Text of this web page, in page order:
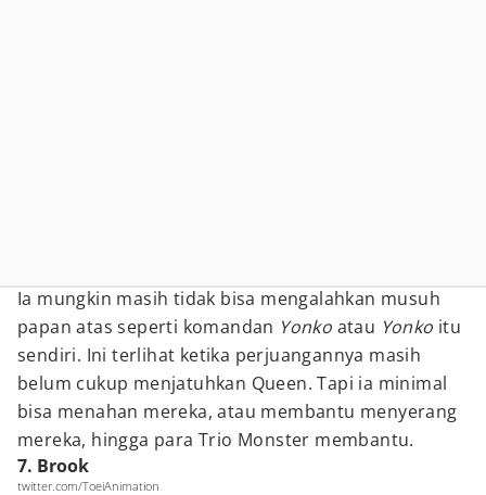
Ia mungkin masih tidak bisa mengalahkan musuh
papan atas seperti komandan Yonko atau Yonko itu
sendiri. Ini terlihat ketika perjuangannya masih
belum cukup menjatuhkan Queen. Tapi ia minimal
bisa menahan mereka, atau membantu menyerang
mereka, hingga para Trio Monster membantu.
7. Brook
twitter.com/ToeiAnimation